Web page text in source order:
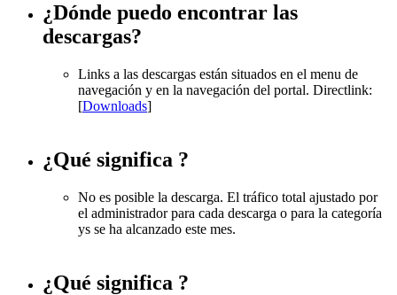
¿Dónde puedo encontrar las
descargas?
Links a las descargas están situados en el menu de
navegación y en la navegación del portal. Directlink:
[Downloads]
¿Qué significa ?
No es posible la descarga. El tráfico total ajustado por
el administrador para cada descarga o para la categoría
ys se ha alcanzado este mes.
¿Qué significa ?